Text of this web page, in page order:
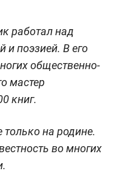
работал над
и поэзией. В его
общественно-
мастер
книг.
на родине.
во многих